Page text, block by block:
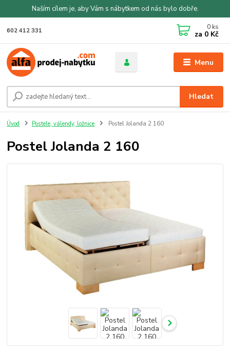
Naším cílem je, aby Vám s nábytkem od nás bylo dobře.
Menu
Hledat
602 412 331 0 ks
za 0 Kč
Úvod Postele, válendy, ložnice Postel Jolanda 2 160
Postel Jolanda 2 160